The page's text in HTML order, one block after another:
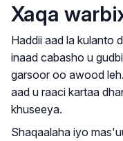
Xaqa
Haddii aad la kulanto
inaad cabasho u
garsoor oo awood
aad u raaci kartaa
khuseeya.
Shaqaalaha iyo